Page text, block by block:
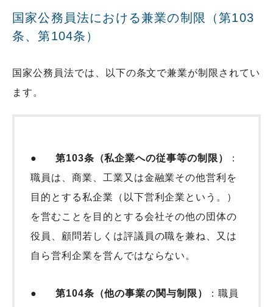
国家公務員法における兼業の制限（第103
条、第104条）
国家公務員法では、以下の条文で兼業が制限されてい
ます。
● 第103条（私企業への従事等の制限）
：
職員は、商業、工業又は金融業その他営利を
目的とする私企業（以下営利企業という。）
を営むことを目的とする会社その他の団体の
役員、顧問若しくは評議員の職を兼ね、又は
自ら営利企業を営んではならない。
● 第104条（他の事業の関与制限）
：職員